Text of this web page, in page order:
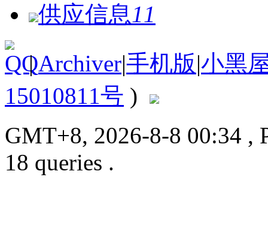
供应信息 11
| Archiver|手机版|小黑
15010811号 )
GMT+8, 2026-8-8 00:34 ,
18 queries .